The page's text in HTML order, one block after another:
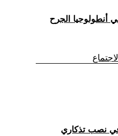
أنطولوجيا الجرح
نصب تذكاري